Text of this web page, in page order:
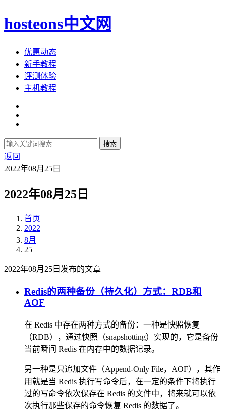
hosteons中文网
优惠动态
新手教程
评测体验
主机教程
搜索
返回
2022年08月25日
2022年08月25日
首页
2022
8月
25
2022年08月25日发布的文章
Redis的两种备份（持久化）方式：RDB和
AOF
在 Redis 中存在两种方式的备份：一种是快照恢复
（RDB），通过快照（snapshotting）实现的，它是备份
当前瞬间 Redis 在内存中的数据记录。
另一种是只追加文件（Append-Only File，AOF），其作
用就是当 Redis 执行写命令后，在一定的条件下将执行
过的写命令依次保存在 Redis 的文件中，将来就可以依
次执行那些保存的命令恢复 Redis 的数据了。